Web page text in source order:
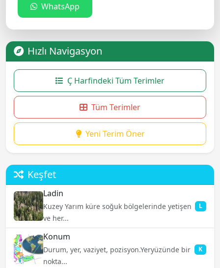
WhatsApp
Hızlı Navigasyon
Ç Harfindeki Tüm Terimler
Tüm Terimler
Yeni Terim Öner
Keşfet
Ladin
Kuzey Yarım küre soğuk bölgelerinde yetişen
ve her...
L
Konum
Durum, yer, vaziyet, pozisyon.Yeryüzünde bir
nokta...
K